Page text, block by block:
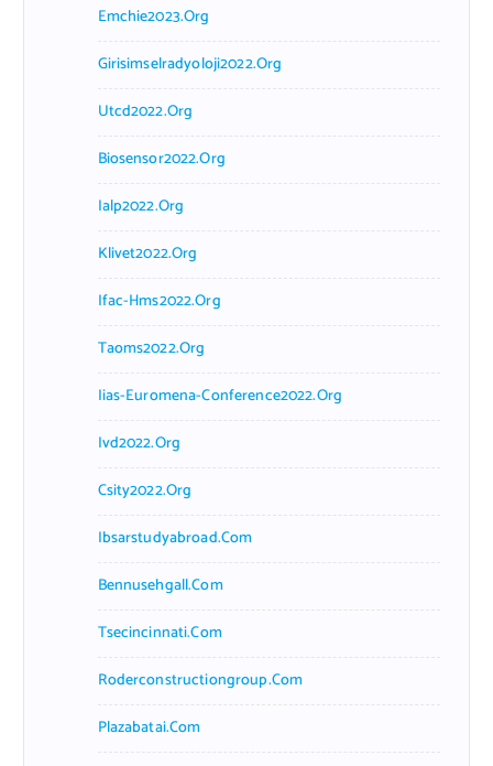
Emchie2023.org
Girisimselradyoloji2022.org
Utcd2022.org
Biosensor2022.org
Ialp2022.org
Klivet2022.org
Ifac-Hms2022.org
Taoms2022.org
Iias-Euromena-Conference2022.org
Ivd2022.org
Csity2022.org
Ibsarstudyabroad.com
Bennusehgall.com
Tsecincinnati.com
Roderconstructiongroup.com
Plazabatai.com